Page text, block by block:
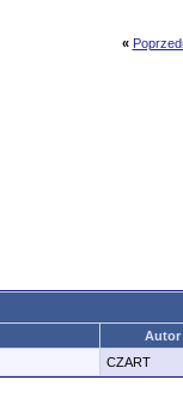
«
Autor
CZART